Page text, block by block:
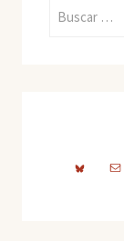
Buscar: